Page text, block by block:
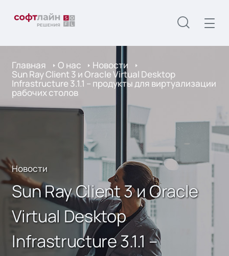
Главная О нас Новости
Sun Ray Client 3 и Oracle Virtual Desktop
Infrastructure 3.1.1 – продукты для виртуализации
рабочих столов
Новости
Sun Ray Client 3 и Oracle
Virtual Desktop
Infrastructure 3.1.1 –